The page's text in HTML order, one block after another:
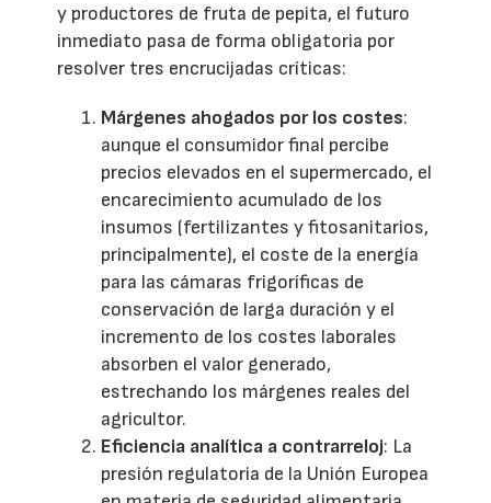
y productores de fruta de pepita, el futuro
inmediato pasa de forma obligatoria por
resolver tres encrucijadas críticas:
Márgenes ahogados por los costes:
aunque el consumidor final percibe
precios elevados en el supermercado, el
encarecimiento acumulado de los
insumos (fertilizantes y fitosanitarios,
principalmente), el coste de la energía
para las cámaras frigoríficas de
conservación de larga duración y el
incremento de los costes laborales
absorben el valor generado,
estrechando los márgenes reales del
agricultor.
Eficiencia analítica a contrarreloj: La
presión regulatoria de la Unión Europea